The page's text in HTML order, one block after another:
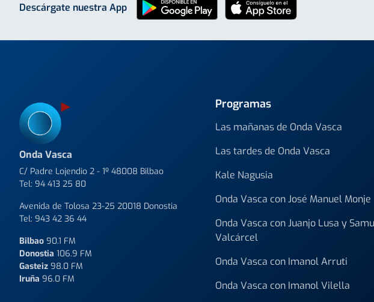
Descárgate nuestra App
Programas
Las mañanas de Onda Vasca
Las tardes de Onda Vasca
Kale Nagusia
Onda Vasca con José Manuel Monje
Onda Vasca con Juanjo Lusa y Samu
Valcárcel
Onda Vasca con Imanol Arruti
Onda Vasca con Imanol Vilella
Onda Vasca
C/ Padre Lojendio 2 - 1º 48008 Bilbao
Tel: 94 413 25 80
Avenida de Tolosa 23-25 20018 Donostia
Tel: 943 42 36 44
Bilbao 90.1 FM
Donostia 106.9 FM
Gasteiz 98.0 FM
Iruña 96.0 FM